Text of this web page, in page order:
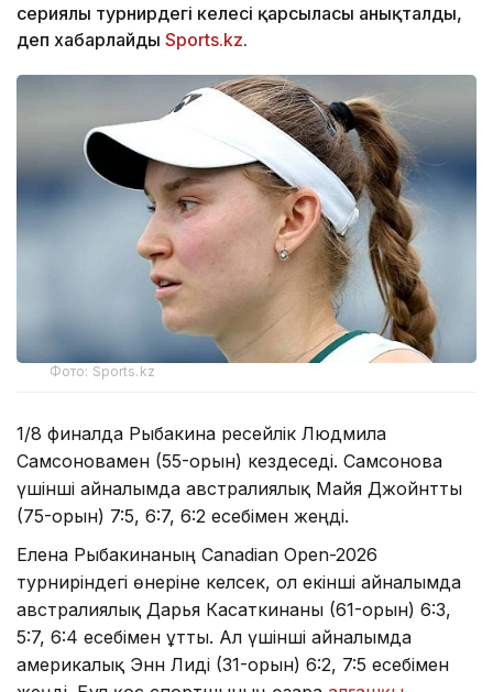
сериялы турнирдегі келесі қарсыласы анықталды,
деп хабарлайды Sports.kz.
Фото: Sports.kz
1/8 финалда Рыбакина ресейлік Людмила
Самсоновамен (55-орын) кездеседі. Самсонова
үшінші айналымда австралиялық Майя Джойнтты
(75-орын) 7:5, 6:7, 6:2 есебімен жеңді.
Елена Рыбакинаның Canadian Open-2026
турниріндегі өнеріне келсек, ол екінші айналымда
австралиялық Дарья Касаткинаны (61-орын) 6:3,
5:7, 6:4 есебімен ұтты. Ал үшінші айналымда
америкалық Энн Лиді (31-орын) 6:2, 7:5 есебімен